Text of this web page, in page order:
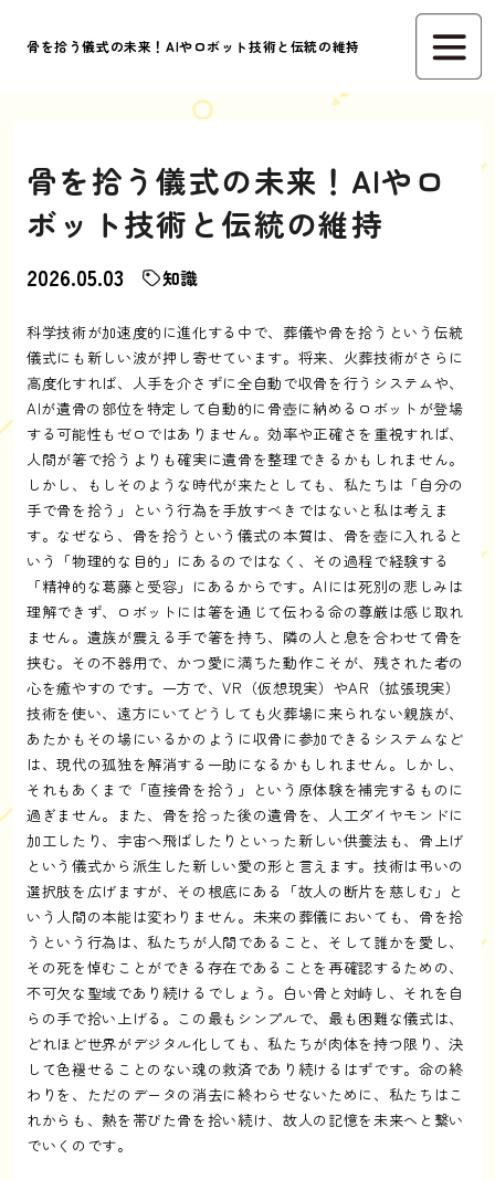
骨を拾う儀式の未来！AIやロボット技術と伝統の維持
骨を拾う儀式の未来！AIやロ
ボット技術と伝統の維持
2026.05.03 知識
科学技術が加速度的に進化する中で、葬儀や骨を拾うという伝統
儀式にも新しい波が押し寄せています。将来、火葬技術がさらに
高度化すれば、人手を介さずに全自動で収骨を行うシステムや、
AIが遺骨の部位を特定して自動的に骨壺に納めるロボットが登場
する可能性もゼロではありません。効率や正確さを重視すれば、
人間が箸で拾うよりも確実に遺骨を整理できるかもしれません。
しかし、もしそのような時代が来たとしても、私たちは「自分の
手で骨を拾う」という行為を手放すべきではないと私は考えま
す。なぜなら、骨を拾うという儀式の本質は、骨を壺に入れると
いう「物理的な目的」にあるのではなく、その過程で経験する
「精神的な葛藤と受容」にあるからです。AIには死別の悲しみは
理解できず、ロボットには箸を通じて伝わる命の尊厳は感じ取れ
ません。遺族が震える手で箸を持ち、隣の人と息を合わせて骨を
挟む。その不器用で、かつ愛に満ちた動作こそが、残された者の
心を癒やすのです。一方で、VR（仮想現実）やAR（拡張現実）
技術を使い、遠方にいてどうしても火葬場に来られない親族が、
あたかもその場にいるかのように収骨に参加できるシステムなど
は、現代の孤独を解消する一助になるかもしれません。しかし、
それもあくまで「直接骨を拾う」という原体験を補完するものに
過ぎません。また、骨を拾った後の遺骨を、人工ダイヤモンドに
加工したり、宇宙へ飛ばしたりといった新しい供養法も、骨上げ
という儀式から派生した新しい愛の形と言えます。技術は弔いの
選択肢を広げますが、その根底にある「故人の断片を慈しむ」と
いう人間の本能は変わりません。未来の葬儀においても、骨を拾
うという行為は、私たちが人間であること、そして誰かを愛し、
その死を悼むことができる存在であることを再確認するための、
不可欠な聖域であり続けるでしょう。白い骨と対峙し、それを自
らの手で拾い上げる。この最もシンプルで、最も困難な儀式は、
どれほど世界がデジタル化しても、私たちが肉体を持つ限り、決
して色褪せることのない魂の救済であり続けるはずです。命の終
わりを、ただのデータの消去に終わらせないために、私たちはこ
れからも、熱を帯びた骨を拾い続け、故人の記憶を未来へと繋い
でいくのです。